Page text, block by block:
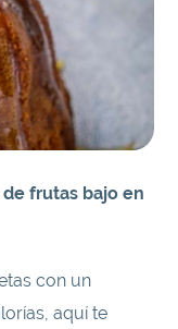
frutas bajo en
con un
aquí te